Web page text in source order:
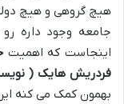
هیچ گروهی و هیچ
جامعه وجود داره
اینجاست که اهمیت
فردریش هایک (
بهمون کمک می کنه